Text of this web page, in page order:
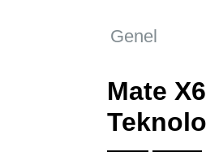
Genel
Mate